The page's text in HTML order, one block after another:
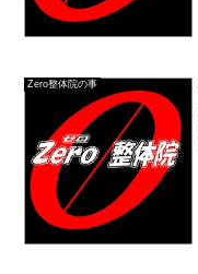
Zero整体院の事